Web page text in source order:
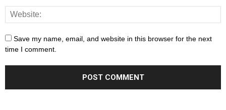
Save my name, email, and website in this browser for the next
time I comment.